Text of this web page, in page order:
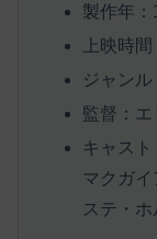
製作年：
上映時
ジャン
監督：
キャス
マクガ
ステ・ホ